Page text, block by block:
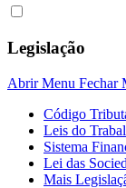
Legislação
Abrir Menu Fechar
Código
Leis do
Sistema
Lei das
Mais